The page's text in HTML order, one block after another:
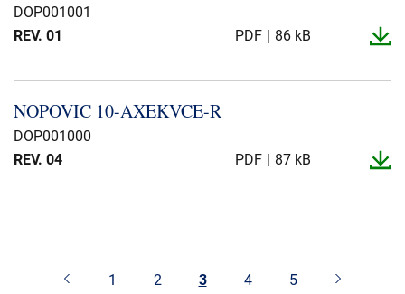
DOP001001
REV. 01
PDF 86 kB
NOPOVIC 10-​AXEKVCE-​R
DOP001000
REV. 04
PDF 87 kB
1 2 3 4 5